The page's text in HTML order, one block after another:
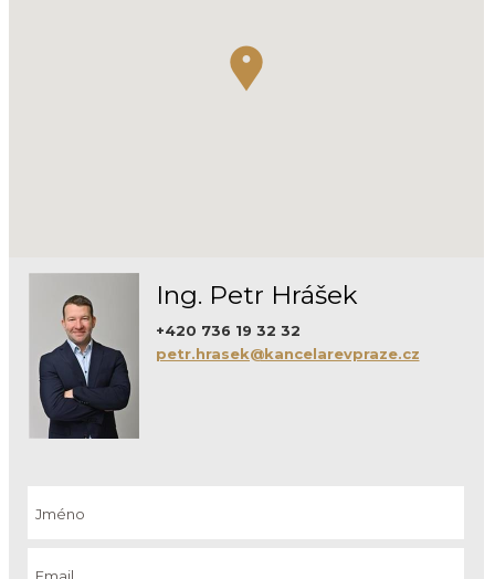
Ing. Petr Hrášek
+420 736 19 32 32
petr.hrasek@kancelarevpraze.cz